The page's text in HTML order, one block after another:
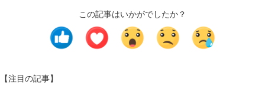
この記事はいかがでしたか？
【注目の記事】